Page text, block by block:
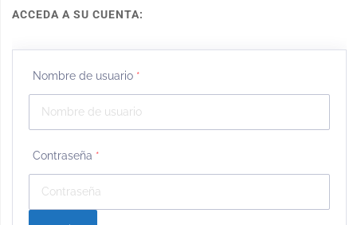
ACCEDA A SU CUENTA:
Nombre de usuario *
Contraseña *